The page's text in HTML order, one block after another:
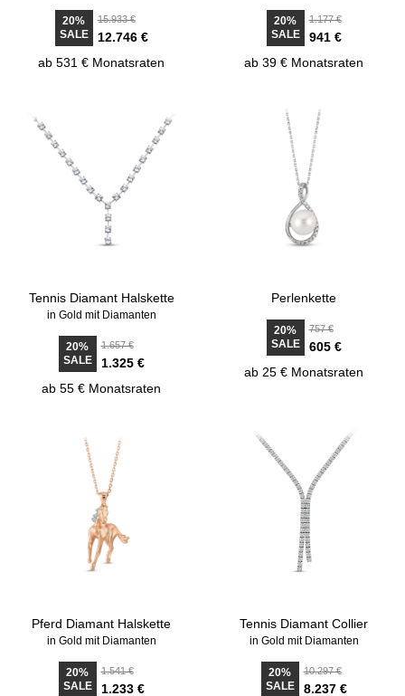
20%
SALE
15.933 €
12.746 €
ab 531 € Monatsraten
20%
SALE
1.177 €
941 €
ab 39 € Monatsraten
Tennis Diamant Halskette
in Gold mit Diamanten
20%
SALE
1.657 €
1.325 €
ab 55 € Monatsraten
Perlenkette
20%
SALE
757 €
605 €
ab 25 € Monatsraten
Pferd Diamant Halskette
in Gold mit Diamanten
20%
SALE
1.541 €
1.233 €
Tennis Diamant Collier
in Gold mit Diamanten
20%
SALE
10.297 €
8.237 €